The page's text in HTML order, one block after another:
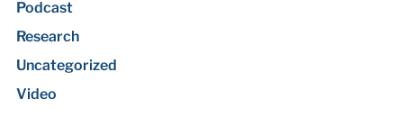
Podcast
Research
Uncategorized
Video